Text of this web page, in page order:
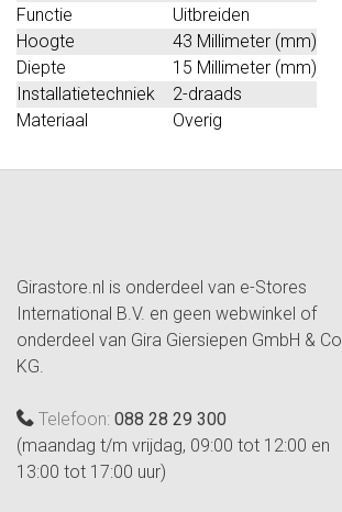
Functie
Uitbreiden
Hoogte
43 Millimeter (mm)
Diepte
15 Millimeter (mm)
Installatietechniek
2-draads
Materiaal
Overig
Girastore.nl is onderdeel van e-Stores
International B.V. en geen webwinkel of
onderdeel van Gira Giersiepen GmbH & Co.
KG.
Telefoon: 088 28 29 300
(maandag t/m vrijdag, 09:00 tot 12:00 en
13:00 tot 17:00 uur)